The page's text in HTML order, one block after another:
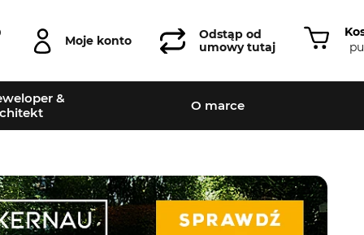
Moje konto
Odstąp od
umowy tutaj
&
O marce